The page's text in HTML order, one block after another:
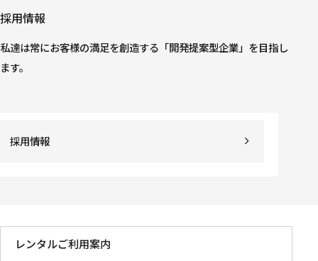
採用情報
私達は常にお客様の満足を創造する「開発提案型企業」を目指し
ます。
採用情報
レンタルご利用案内